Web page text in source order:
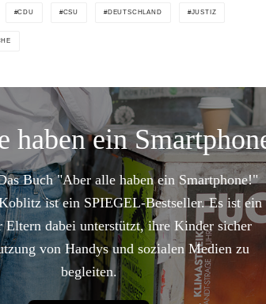
CDU CSU DEUTSCHLAND JUSTIZ
haben ein
Buch "Aber alle haben ein Smartphone!"
ist ein SPIEGEL-Bestseller. Es ist ein
Eltern dabei unterstützt, ihre Kinder sicher
von Handys und sozialen Medien zu
begleiten.